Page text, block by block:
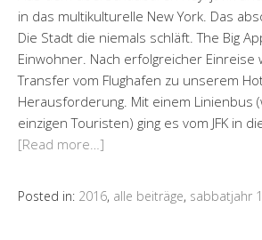
in das multikulturelle New York. Das
Die Stadt die niemals schläft. The Big
Einwohner. Nach erfolgreicher
Transfer vom Flughafen zu unserem
Herausforderung. Mit einem Linienbus
einzigen Touristen) ging es vom JFK in
[Read more…]
Posted in: 2016, alle beiträge, sabbatjahr